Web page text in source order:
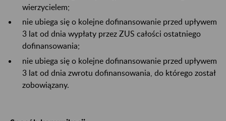
wierzycielem;
nie ubiega się o kolejne dofinansowanie przed upływem
3 lat od dnia wypłaty przez ZUS całości ostatniego
dofinansowania;
nie ubiega się o kolejne dofinansowanie przed upływem
3 lat od dnia zwrotu dofinansowania, do którego został
zobowiązany.